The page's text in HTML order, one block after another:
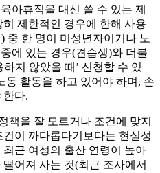
아휴직을 대신 쓸 수 있는 제
제한적인 경우에 한해 사용
중 한 명이 미성년자이거나 노
에 있는 경우(견습생)와 더불
지 않았을 때’ 신청할 수 있
동 활동을 하고 있어야 하며, 손
한다.
책을 잘 모르거나 조건에 맞지
이 까다롭다기보다는 현실성
근 여성의 출산 연령이 높아
어져 사는 것(최근 조사에서